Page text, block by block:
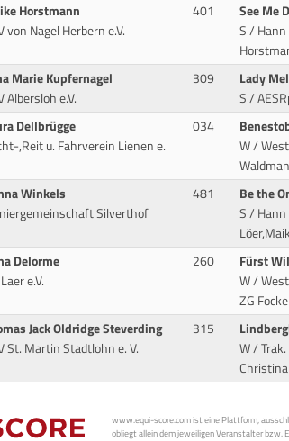
Horstmann
von Nagel Herbern e.V.
401
See Me
S /
Marie Kupfernagel
Albersloh e.V.
309
Lady
S /
Dellbrügge
,Reit u. Fahrverein Lienen e.
034
W /
Winkels
Silverthof
481
Be the
S /
Delorme
e.V.
260
Fürst
W /
ZG
Jack Oldridge Steverding
St. Martin Stadtlohn e. V.
315
W /
www.equi-score.com ist eine Plattform,
obliegt allein dem jeweiligen Veranstalter bzw.